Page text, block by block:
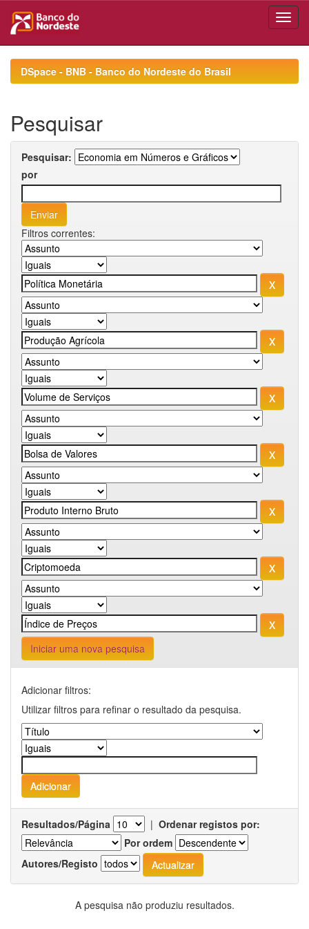
navigationDSpace - BNB - Banco do Nordeste do Brasil
Pesquisar
Pesquisar:
por
Filtros correntes:
Iniciar uma nova pesquisa
Adicionar filtros:
Utilizar filtros para refinar o resultado da pesquisa.
Resultados/Página | Ordenar registos por:
Por ordem
Autores/Registo
A pesquisa não produziu resultados.